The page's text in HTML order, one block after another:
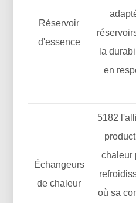
Réservoir
d'essence
la
en
Échangeurs
de chaleur
5182
chaleur
où sa